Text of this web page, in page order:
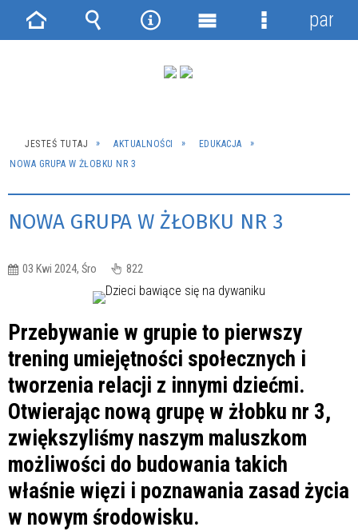
JESTEŚ TUTAJ AKTUALNOŚCI
EDUKACJA
NOWA GRUPA W ŻŁOBKU NR 3
NOWA GRUPA W ŻŁOBKU NR 3
03 Kwi 2024, Śro 822
Przebywanie w grupie to pierwszy
trening umiejętności społecznych i
tworzenia relacji z innymi dziećmi.
Otwierając nową grupę w żłobku nr 3,
zwiększyliśmy naszym maluszkom
możliwości do budowania takich
właśnie więzi i poznawania zasad życia
w nowym środowisku.
Strona Wyszukiwarka
NarzędziaMenu
Menu
panel